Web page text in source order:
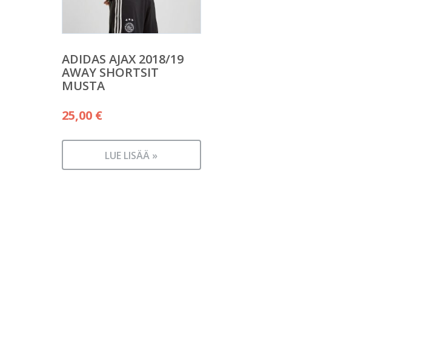
ADIDAS AJAX 2018/19
AWAY SHORTSIT
MUSTA
25,00 €
LUE LISÄÄ »